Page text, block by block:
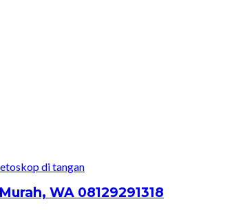
WA 08129291318